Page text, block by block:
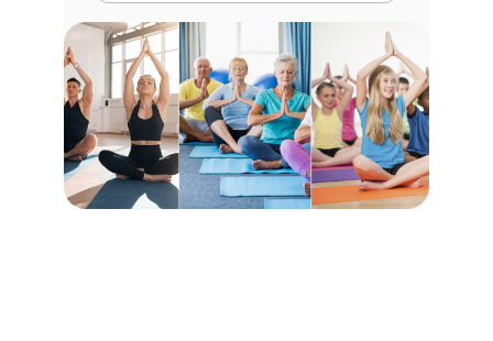
Запись на консультацию